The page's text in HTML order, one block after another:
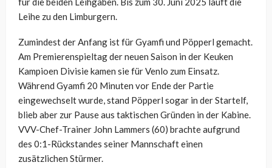
Leihe zu den Limburgern.
Zumindest der Anfang ist für Gyamfi und Pöpperl gemacht.
Am Premierenspieltag der neuen Saison in der Keuken
Kampioen Divisie kamen sie für Venlo zum Einsatz.
Während Gyamfi 20 Minuten vor Ende der Partie
eingewechselt wurde, stand Pöpperl sogar in der Startelf,
blieb aber zur Pause aus taktischen Gründen in der Kabine.
VVV-Chef-Trainer John Lammers (60) brachte aufgrund
des 0:1-Rückstandes seiner Mannschaft einen
zusätzlichen Stürmer.